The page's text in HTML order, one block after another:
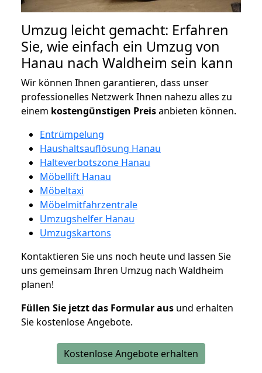
Umzug leicht gemacht: Erfahren
Sie, wie einfach ein Umzug von
Hanau nach Waldheim sein kann
Wir können Ihnen garantieren, dass unser
professionelles Netzwerk Ihnen nahezu alles zu
einem kostengünstigen Preisanbieten können.
Entrümpelung
Haushaltsauflösung Hanau
Halteverbotszone Hanau
Möbellift Hanau
Möbeltaxi
Möbelmitfahrzentrale
Umzugshelfer Hanau
Umzugskartons
Kontaktieren Sie uns noch heute und lassen Sie
uns gemeinsam Ihren Umzug nach Waldheim
planen!
Füllen Sie jetzt das Formular aus und erhalten
Sie kostenlose Angebote.
Kostenlose Angebote erhalten